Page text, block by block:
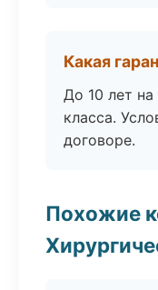
Какая
До 10 лет
класса.
договоре.
Похожие